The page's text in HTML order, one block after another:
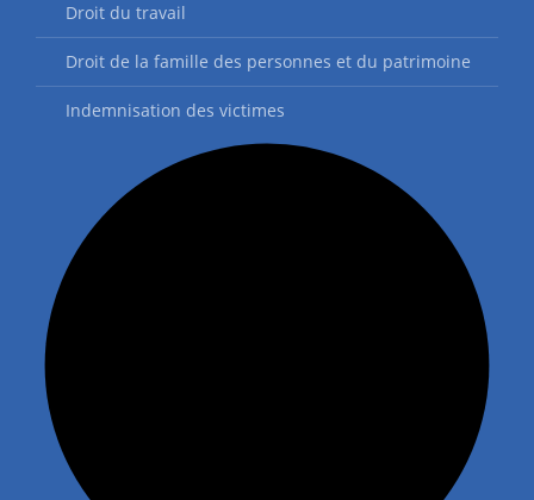
Droit du travail
Droit de la famille des personnes et du patrimoine
Indemnisation des victimes